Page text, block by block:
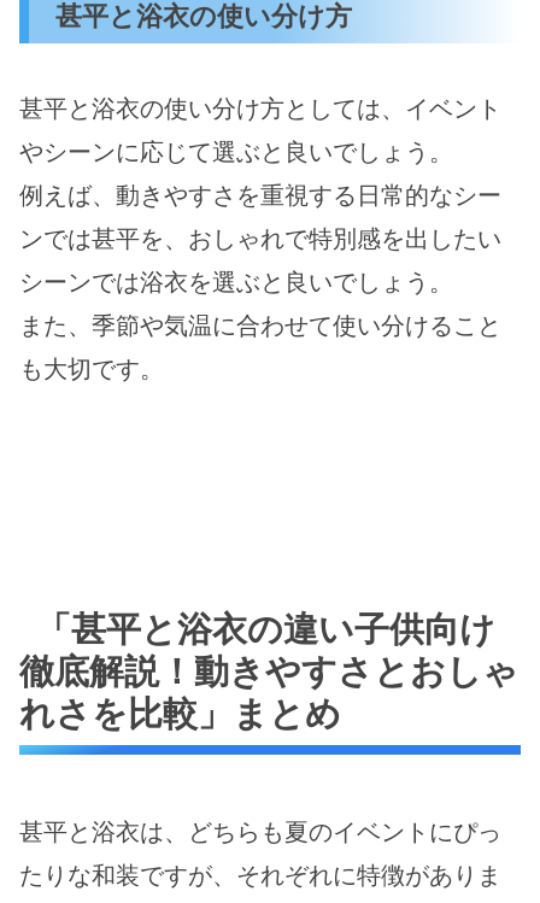
甚平と浴衣の使い分け方
甚平と浴衣の使い分け方としては、イベント
やシーンに応じて選ぶと良いでしょう。
例えば、動きやすさを重視する日常的なシー
ンでは甚平を、おしゃれで特別感を出したい
シーンでは浴衣を選ぶと良いでしょう。
また、季節や気温に合わせて使い分けること
も大切です。
「甚平と浴衣の違い子供向け
徹底解説！動きやすさとおしゃ
れさを比較」まとめ
甚平と浴衣は、どちらも夏のイベントにぴっ
たりな和装ですが、それぞれに特徴がありま